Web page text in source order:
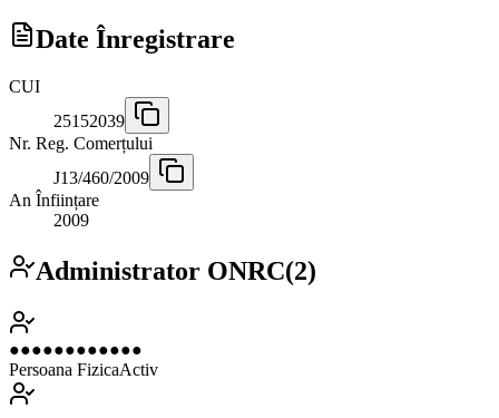
Date Înregistrare
CUI
25152039
Nr. Reg. Comerțului
J13/460/2009
An Înființare
2009
Administrator ONRC(2)
●●●●●●●●●●●●
Persoana FizicaActiv